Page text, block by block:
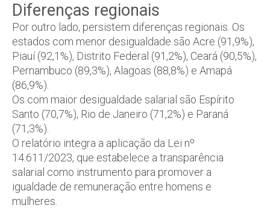
Diferenças regionais
Por outro lado, persistem diferenças regionais. Os
estados com menor desigualdade são Acre (91,9%),
Piauí (92,1%), Distrito Federal (91,2%), Ceará (90,5%),
Pernambuco (89,3%), Alagoas (88,8%) e Amapá
(86,9%).
Os com maior desigualdade salarial são Espírito
Santo (70,7%), Rio de Janeiro (71,2%) e Paraná
(71,3%).
O relatório integra a aplicação da Lei nº
14.611/2023, que estabelece a transparência
salarial como instrumento para promover a
igualdade de remuneração entre homens e
mulheres.